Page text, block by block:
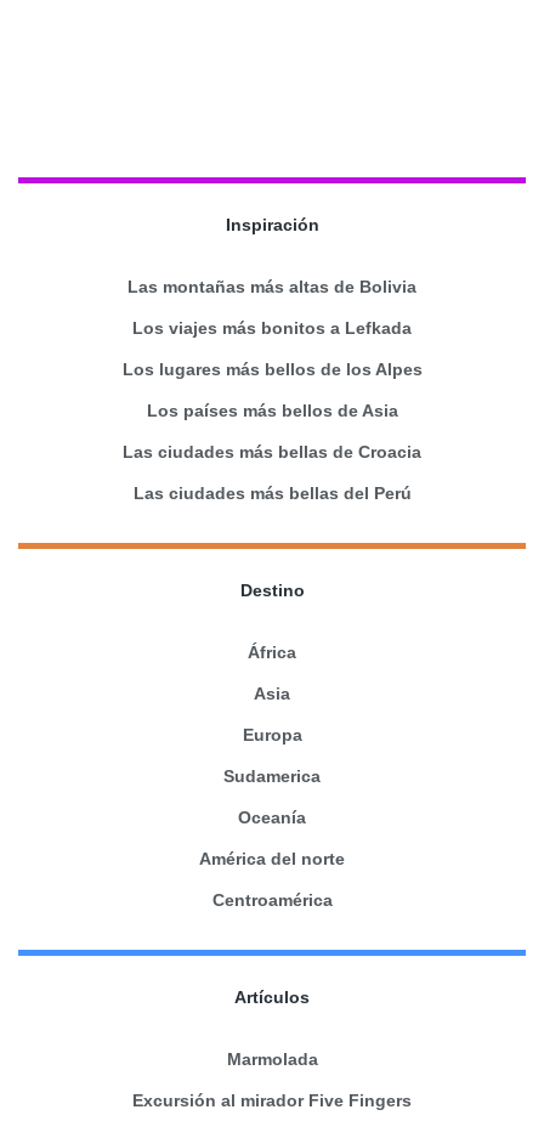
Inspiración
Las montañas más altas de Bolivia
Los viajes más bonitos a Lefkada
Los lugares más bellos de los Alpes
Los países más bellos de Asia
Las ciudades más bellas de Croacia
Las ciudades más bellas del Perú
Destino
África
Asia
Europa
Sudamerica
Oceanía
América del norte
Centroamérica
Artículos
Marmolada
Excursión al mirador Five Fingers